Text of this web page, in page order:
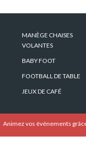
MANÈGE CHAISES
VOLANTES
BABY FOOT
FOOTBALL DE TABLE
JEUX DE CAFÉ
Animez vos événements